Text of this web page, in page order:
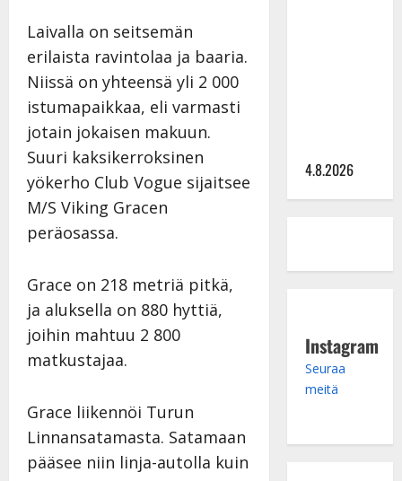
Laivalla on seitsemän
erilaista ravintolaa ja baaria.
Niissä on yhteensä yli 2 000
istumapaikkaa, eli varmasti
jotain jokaisen makuun.
Suuri kaksikerroksinen
yökerho Club Vogue sijaitsee
M/S Viking Gracen
peräosassa.
Grace on 218 metriä pitkä,
ja aluksella on 880 hyttiä,
joihin mahtuu 2 800
matkustajaa.
Grace liikennöi Turun
Linnansatamasta. Satamaan
pääsee niin linja-autolla kuin
4.8.2026
Instagram
Seuraa
meitä